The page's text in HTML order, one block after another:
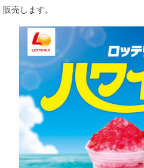
販売します。